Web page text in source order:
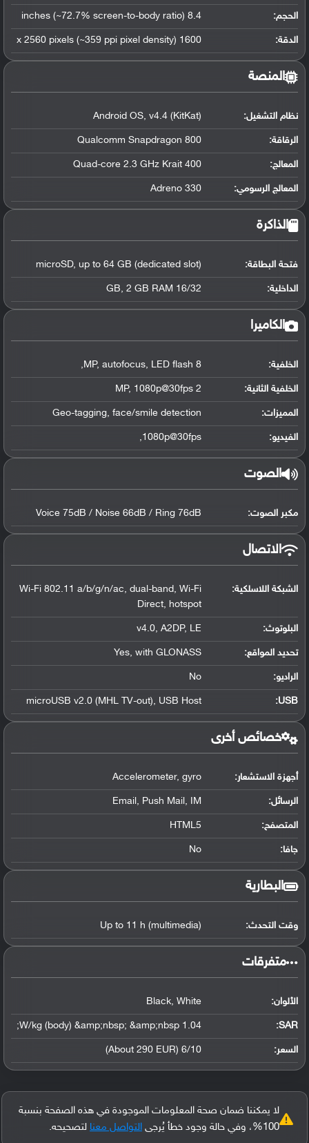
الحجم: 8.4 inches (~72.7% screen-to-body ratio)
الدقة: 1600 x 2560 pixels (~359 ppi pixel density)
المنصة
نظام التشغيل:
Android OS, v4.4 (KitKat)
الرقاقة:
Qualcomm Snapdragon 800
المعالج:
Quad-core 2.3 GHz Krait 400
المعالج الرسومي:
Adreno 330
الذاكرة
فتحة البطاقة: microSD, up to 64 GB (dedicated slot)
الداخلية: 16/32 GB, 2 GB RAM
الكاميرا
الخلفية: 8 MP, autofocus, LED flash,
الخلفية الثانية: 2 MP, 1080p@30fps
المميزات: Geo-tagging, face/smile detection
الفيديو: 1080p@30fps,
الصوت
مكبر الصوت: Voice 75dB / Noise 66dB / Ring 76dB
الاتصال
الشبكة اللاسلكية:
Wi-Fi 802.11 a/b/g/n/ac, dual-band, Wi-Fi
Direct, hotspot
البلوتوث:
v4.0, A2DP, LE
تحديد المواقع:
Yes, with GLONASS
الراديو: No
USB
:
microUSB v2.0 (MHL TV-out), USB Host
خصائص أخرى
أجهزة الاستشعار: Accelerometer, gyro
الرسائل: Email, Push Mail, IM
المتصفح: HTML5
جافا: No
البطارية
وقت التحدث: Up to 11 h (multimedia)
‏متفرقات‏
الألوان: Black, White
SAR
:
1.04 W/kg (body) &amp;nbsp; &amp;nbsp;
السعر: 6/10 (About 290 EUR)
لا يمكننا ضمان صحة المعلومات الموجودة في هذه الصفحة بنسبة
100%، وفي حالة وجود خطأ يُرجى
التواصل معنا لتصحيحه.